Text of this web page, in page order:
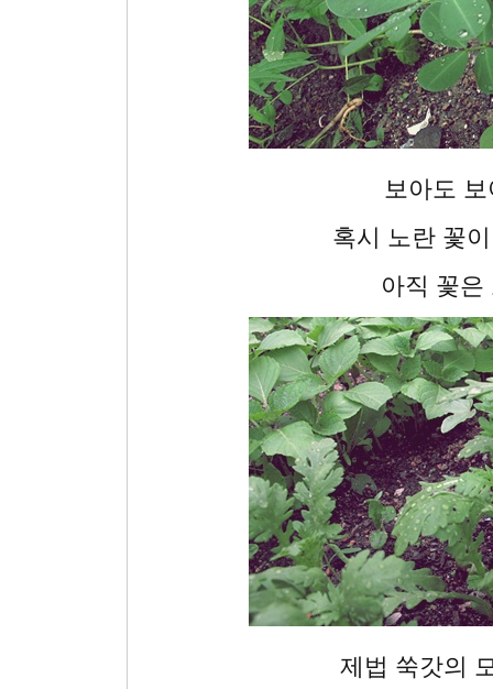
보아도
혹시 노란 꽃
아직 꽃은
제법 쑥갓의